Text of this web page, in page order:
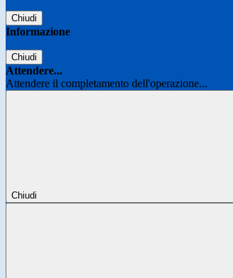
Chiudi
Informazione
Chiudi
Attendere...
Attendere il completamento dell'operazione...
Chiudi